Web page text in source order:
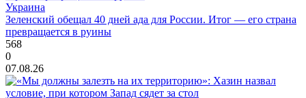
Украина
Зеленский обещал 40 дней ада для России. Итог — его страна
превращается в руины
568
0
07.08.26